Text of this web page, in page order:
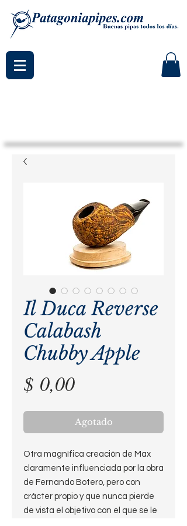
Il Duca Reverse
Calabash
Chubby Apple
$ 0,00Precio
Agotado
Otra magnífica creación de Max
claramente influenciada por la obra
de Fernando Botero, pero con
crácter propio y que nunca pierde
de vista el objetivo con el que se le